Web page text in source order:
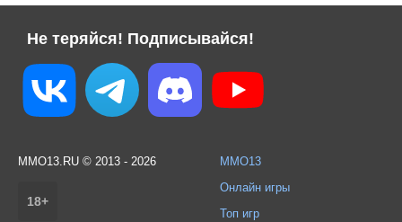
Не теряйся! Подписывайся!
MMO13.RU © 2013 - 2026
18+
MMO13
Онлайн игры
Топ игр